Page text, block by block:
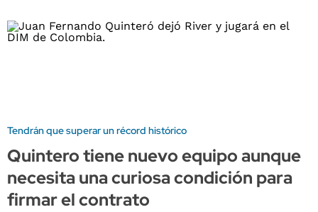
Tendrán que superar un récord histórico
Quintero tiene nuevo equipo aunque
necesita una curiosa condición para
firmar el contrato